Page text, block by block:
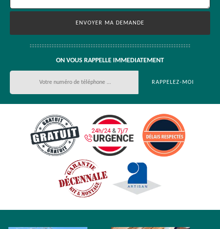
ON VOUS RAPPELLE IMMEDIATEMENT